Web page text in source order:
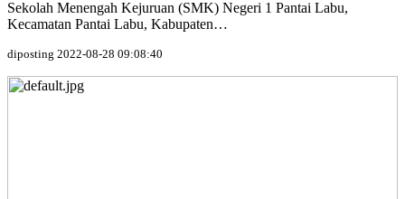
Sekolah Menengah Kejuruan (SMK) Negeri 1 Pantai Labu,
Kecamatan Pantai Labu, Kabupaten…
diposting 2022-08-28 09:08:40